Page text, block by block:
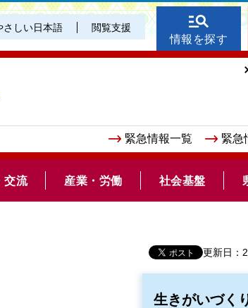
さしい日本語 閲覧支援
情報を探す
緊急情報一覧 緊急
交流 産業・労働 社会基盤
更新日：
生きがいづく